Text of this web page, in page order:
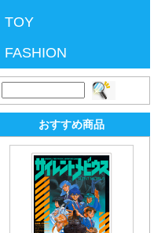
TOY
FASHION
索:
おすすめ商品